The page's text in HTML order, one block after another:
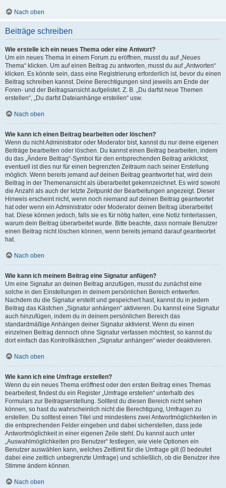
Nach oben
Beiträge schreiben
Wie erstelle ich ein neues Thema oder eine Antwort?
Um ein neues Thema in einem Forum zu eröffnen, musst du auf „Neues
Thema“ klicken. Um auf einen Beitrag zu antworten, musst du auf „Antworten“
klicken. Es könnte sein, dass eine Registrierung erforderlich ist, bevor du einen
Beitrag schreiben kannst. Deine Berechtigungen sind jeweils am Ende der
Foren- und der Beitragsansicht aufgelistet. Z. B. „Du darfst neue Themen
erstellen“, „Du darfst Dateianhänge erstellen“ usw.
Nach oben
Wie kann ich einen Beitrag bearbeiten oder löschen?
Wenn du nicht Administrator oder Moderator bist, kannst du nur deine eigenen
Beiträge bearbeiten oder löschen. Du kannst einen Beitrag bearbeiten, indem
du das „Ändere Beitrag“-Symbol für den entsprechenden Beitrag anklickst;
eventuell ist dies nur für einen begrenzten Zeitraum nach seiner Erstellung
möglich. Wenn bereits jemand auf deinen Beitrag geantwortet hat, wird dein
Beitrag in der Themenansicht als überarbeitet gekennzeichnet. Es wird sowohl
die Anzahl als auch der letzte Zeitpunkt der Bearbeitungen angezeigt. Dieser
Hinweis erscheint nicht, wenn noch niemand auf deinen Beitrag geantwortet
hat oder wenn ein Administrator oder Moderator deinen Beitrag überarbeitet
hat. Diese können jedoch, falls sie es für nötig halten, eine Notiz hinterlassen,
warum dein Beitrag überarbeitet wurde. Bitte beachte, dass normale Benutzer
einen Beitrag nicht löschen können, wenn bereits jemand darauf geantwortet
hat.
Nach oben
Wie kann ich meinem Beitrag eine Signatur anfügen?
Um eine Signatur an deinen Beitrag anzufügen, musst du zunächst eine
solche in den Einstellungen in deinem persönlichen Bereich entwerfen.
Nachdem du die Signatur erstellt und gespeichert hast, kannst du in jedem
Beitrag das Kästchen „Signatur anhängen“ aktivieren. Du kannst eine Signatur
auch hinzufügen, indem du in deinem persönlichen Bereich das
standardmäßige Anhängen deiner Signatur aktivierst. Wenn du einen
einzelnen Beitrag dennoch ohne Signatur verfassen möchtest, so kannst du
dort einfach das Kontrollkästchen „Signatur anhängen“ wieder deaktivieren.
Nach oben
Wie kann ich eine Umfrage erstellen?
Wenn du ein neues Thema eröffnest oder den ersten Beitrag eines Themas
bearbeitest, findest du ein Register „Umfrage erstellen“ unterhalb des
Formulars zur Beitragserstellung. Solltest du diesen Bereich nicht sehen
können, so hast du wahrscheinlich nicht die Berechtigung, Umfragen zu
erstellen. Du solltest einen Titel und mindestens zwei Antwortmöglichkeiten in
die entsprechenden Felder eingeben und dabei sicherstellen, dass jede
Antwortmöglichkeit in einer eigenen Zeile steht. Du kannst auch unter
„Auswahlmöglichkeiten pro Benutzer“ festlegen, wie viele Optionen ein
Benutzer auswählen kann, welches Zeitlimit für die Umfrage gilt (0 bedeutet
dabei eine zeitlich unbegrenzte Umfrage) und schließlich, ob die Benutzer ihre
Stimme ändern können.
Nach oben